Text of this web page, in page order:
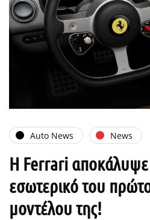
Auto News News
Η Ferrari αποκάλυψε
εσωτερικό του
μοντέλου της!